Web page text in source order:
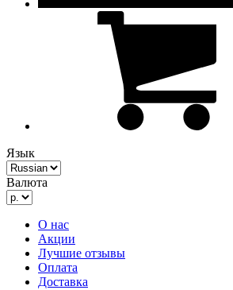
Язык
Валюта
О нас
Акции
Лучшие отзывы
Оплата
Доставка